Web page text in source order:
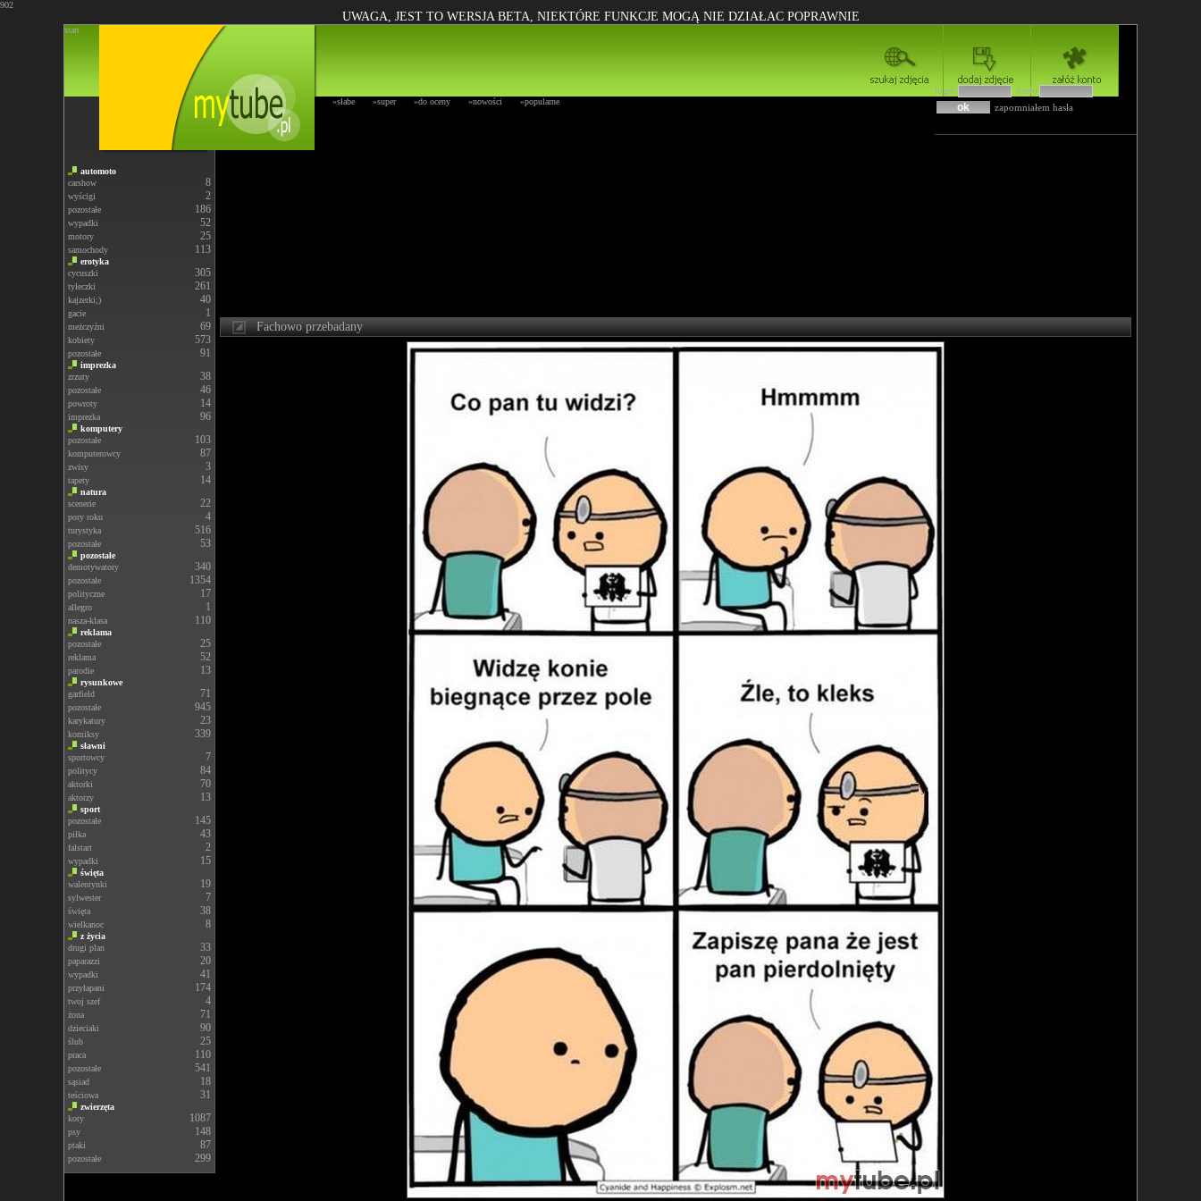
902
UWAGA, JEST TO WERSJA BETA, NIEKTÓRE FUNKCJE MOGĄ NIE DZIAŁAC POPRAWNIE
start
»słabe »super »do oceny »nowości »popularne
login
hasło
zapomniałem hasła
automoto
carshow
8
wyścigi 2
pozostałe 186
wypadki 52
motory 25
samochody 113
erotyka
cycuszki
305
tyłeczki 261
kajzerki;) 40
gacie 1
meżczyźni 69
kobiety 573
pozostałe 91
imprezka
zrzuty
38
pozostałe 46
powroty 14
imprezka 96
komputery
pozostałe
103
komputerowcy 87
zwisy 3
tapety 14
natura
scenerie
22
pory roku 4
turystyka 516
pozostałe 53
pozostałe
demotywatory
340
pozostałe 1354
polityczne 17
allegro 1
nasza-klasa 110
reklama
pozostałe
25
reklama 52
parodie 13
rysunkowe
garfield
71
pozostałe 945
karykatury 23
komiksy 339
sławni
sportowcy
7
politycy 84
aktorki 70
aktorzy 13
sport
pozostałe
145
piłka 43
falstart 2
wypadki 15
święta
walentynki
19
sylwester 7
święta 38
wielkanoc 8
z życia
drugi plan
33
paparazzi 20
wypadki 41
przyłapani 174
twoj szef 4
żona 71
dzieciaki 90
ślub 25
praca 110
pozostałe 541
sąsiad 18
teściowa 31
zwierzęta
koty
1087
psy 148
ptaki 87
pozostałe 299
Fachowo przebadany